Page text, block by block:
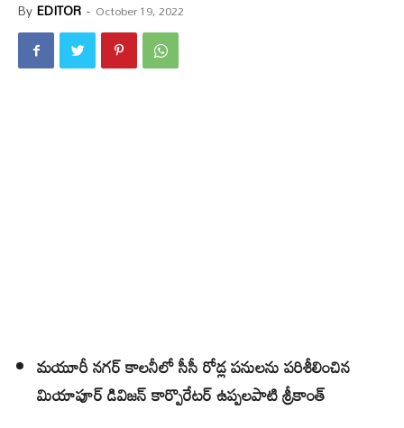
ByEDITOR - October 19, 2022
మయూరీ నగర్ కాలనీలో సీసీ రోడ్ల పనులను పరిశీలించిన
మియాపూర్ డివిజన్ కార్పొరేటర్ ఉప్పలపాటి శ్రీకాంత్